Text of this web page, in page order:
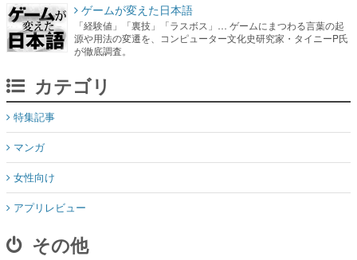
ゲームが変えた日本語
「経験値」「裏技」「ラスボス」… ゲームにまつわる言葉の起
源や用法の変遷を、コンピューター文化史研究家・タイニーP氏
が徹底調査。
カテゴリ
特集記事
マンガ
女性向け
アプリレビュー
その他